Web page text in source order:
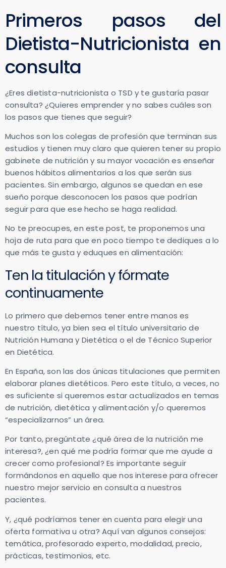
Primeros pasos del
Dietista-Nutricionista en
consulta
¿Eres dietista-nutricionista o TSD y te gustaría pasar
consulta? ¿Quieres emprender y no sabes cuáles son
los pasos que tienes que seguir?
Muchos son los colegas de profesión que terminan sus
estudios y tienen muy claro que quieren tener su propio
gabinete de nutrición y su mayor vocación es enseñar
buenos hábitos alimentarios a los que serán sus
pacientes. Sin embargo, algunos se quedan en ese
sueño porque desconocen los pasos que podrían
seguir para que ese hecho se haga realidad.
No te preocupes, en este post, te proponemos una
hoja de ruta para que en poco tiempo te dediques a lo
que más te gusta y eduques en alimentación:
Ten la titulación y fórmate
continuamente
Lo primero que debemos tener entre manos es
nuestro título, ya bien sea el título universitario de
Nutrición Humana y Dietética o el de Técnico Superior
en Dietética.
En España, son las dos únicas titulaciones que permiten
elaborar planes dietéticos. Pero este título, a veces, no
es suficiente si queremos estar actualizados en temas
de nutrición, dietética y alimentación y/o queremos
“especializarnos” un área.
Por tanto, pregúntate ¿qué área de la nutrición me
interesa?, ¿en qué me podría formar que me ayude a
crecer como profesional? Es importante seguir
formándonos en aquello que nos interese para ofrecer
nuestro mejor servicio en consulta a nuestros
pacientes.
Y, ¿qué podríamos tener en cuenta para elegir una
oferta formativa u otra? Aquí van algunos consejos:
temática, profesorado experto, modalidad, precio,
prácticas, testimonios, etc.